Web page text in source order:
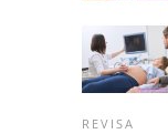
REVISA